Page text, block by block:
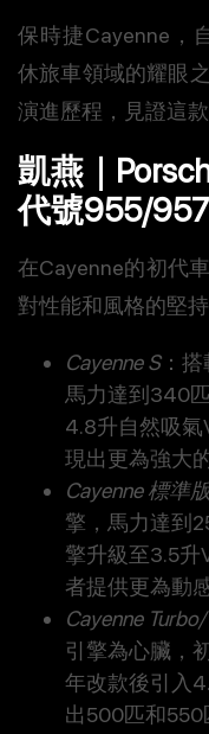
保時捷Cayenne，
休旅車領域的耀眼
演進歷程，見證這
凱燕｜
代號955/
在Cayenne的初代
對性能和風格的堅持
Cayenne S：搭
馬力達到340
4.8升自然吸
現出更為強大
Cayenne 標準
擎，馬力達到
擎升級至3.5升
者提供更為動
Cayenne
引擎為心臟，
年改款後引入
出500匹和550